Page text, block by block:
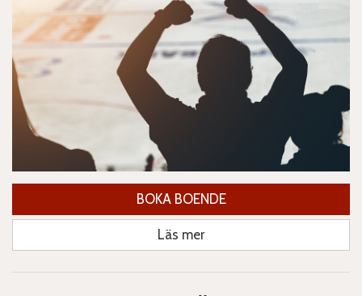
BOKA BOENDE
Läs mer